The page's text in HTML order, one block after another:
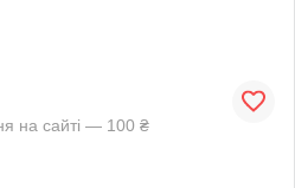
на сайті — 100 ₴